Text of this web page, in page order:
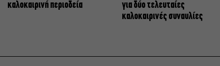
καλοκαιρινή περιοδεία
για δύο τελευταίες
καλοκαιρινές συναυλίες